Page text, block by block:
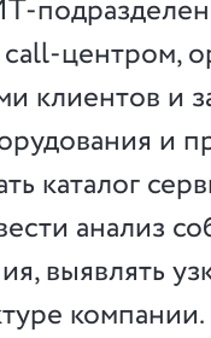
центром,
клиентов и
и
каталог
анализ
выявлять
компании.